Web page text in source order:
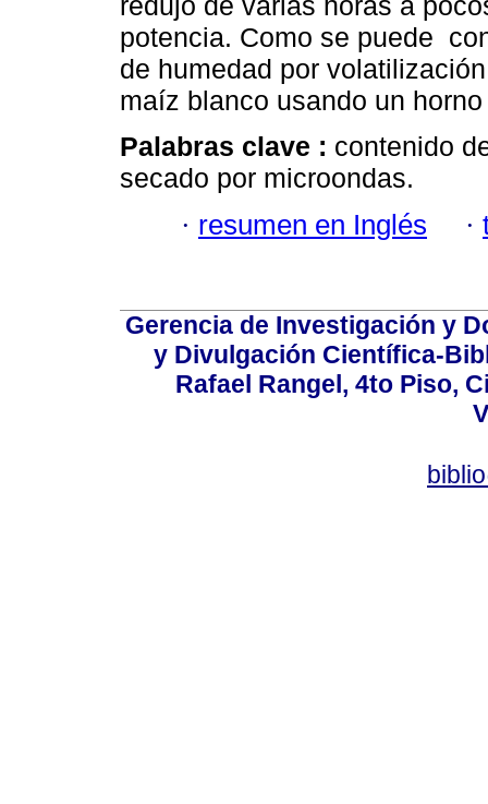
potencia. Como se puede
de humedad por
maíz blanco usando un
Palabras clave : contenido
secado por microondas.
· resumen en Inglés ·
Gerencia de Investigación y
y Divulgación Científica-
Rafael Rangel, 4to Piso,